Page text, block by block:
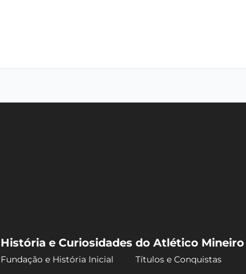
História e Curiosidades do Atlético Mineiro
Fundação e História Inicial
Títulos e Conquistas